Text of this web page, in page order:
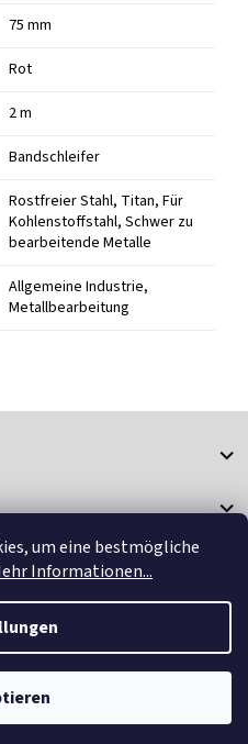
um eine bestmögliche
Informationen...
75 mm
Rot
2 m
Bandschleifer
Rostfreier Stahl, Titan, Für
Kohlenstoffstahl, Schwer zu
bearbeitende Metalle
Allgemeine Industrie,
Metallbearbeitung
Shoptet
Rechte vorbehalten.Cookie-
ändern